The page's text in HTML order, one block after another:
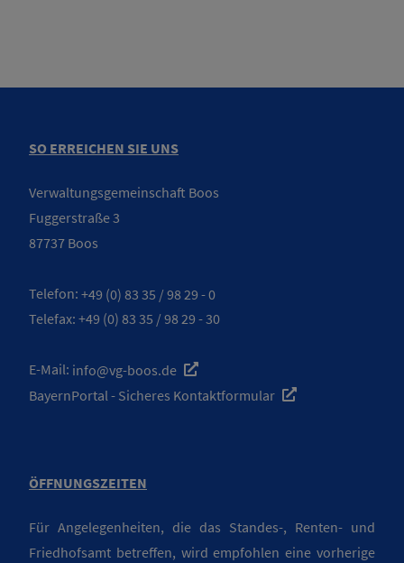
SO ERREICHEN SIE UNS
Verwaltungsgemeinschaft Boos
Fuggerstraße 3
87737 Boos
Telefon: +49 (0) 83 35 / 98 29 - 0
Telefax: +49 (0) 83 35 / 98 29 - 30
E-Mail: info@vg-boos.de
BayernPortal - Sicheres Kontaktformular
ÖFFNUNGSZEITEN
Für Angelegenheiten, die das Standes-, Renten- und
Friedhofsamt betreffen, wird empfohlen eine vorherige